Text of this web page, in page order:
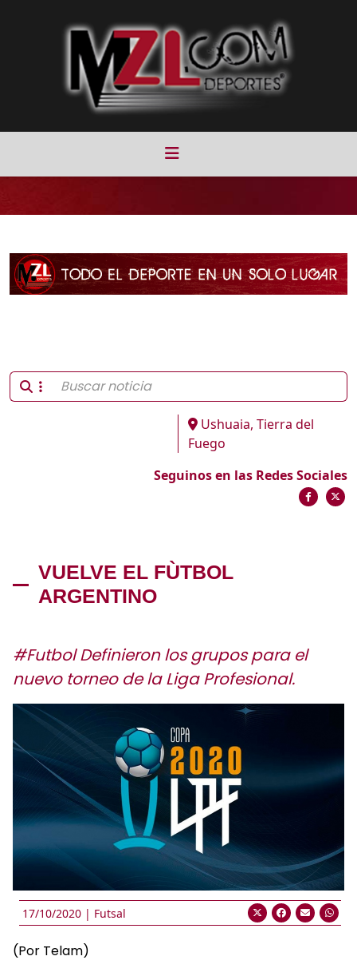
Ushuaia, Tierra del
Fuego
Seguinos en las Redes Sociales
VUELVE EL FÙTBOL
ARGENTINO
#Futbol Definieron los grupos para el
nuevo torneo de la Liga Profesional.
17/10/2020 | Futsal
(Por Telam)